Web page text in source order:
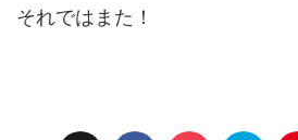
それではまた！